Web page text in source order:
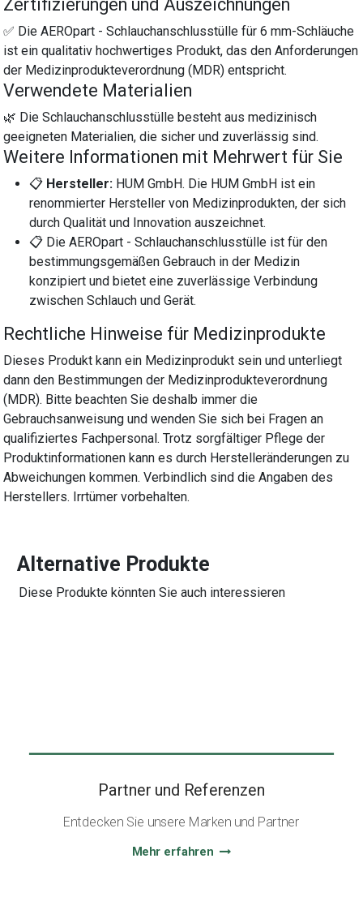
Zertifizierungen und Auszeichnungen
✅ Die AEROpart - Schlauchanschlusstülle für 6 mm-Schläuche
ist ein qualitativ hochwertiges Produkt, das den Anforderungen
der Medizinprodukteverordnung (MDR) entspricht.
Verwendete Materialien
🌿 Die Schlauchanschlusstülle besteht aus medizinisch
geeigneten Materialien, die sicher und zuverlässig sind.
Weitere Informationen mit Mehrwert für Sie
📋 Hersteller: HUM GmbH. Die HUM GmbH ist ein
renommierter Hersteller von Medizinprodukten, der sich
durch Qualität und Innovation auszeichnet.
📋 Die AEROpart - Schlauchanschlusstülle ist für den
bestimmungsgemäßen Gebrauch in der Medizin
konzipiert und bietet eine zuverlässige Verbindung
zwischen Schlauch und Gerät.
Rechtliche Hinweise für Medizinprodukte
Dieses Produkt kann ein Medizinprodukt sein und unterliegt
dann den Bestimmungen der Medizinprodukteverordnung
(MDR). Bitte beachten Sie deshalb immer die
Gebrauchsanweisung und wenden Sie sich bei Fragen an
qualifiziertes Fachpersonal. Trotz sorgfältiger Pflege der
Produktinformationen kann es durch Herstelleränderungen zu
Abweichungen kommen. Verbindlich sind die Angaben des
Herstellers. Irrtümer vorbehalten.
Alternative Produkte
Diese Produkte könnten Sie auch interessieren
Partner und Referenzen
Entdecken Sie unsere Marken und Partner
Mehr erfahren